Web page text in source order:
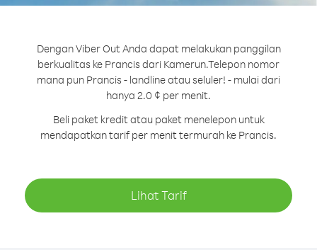
Dengan Viber Out Anda dapat melakukan panggilan
berkualitas ke Prancis dari Kamerun.Telepon nomor
mana pun Prancis - landline atau seluler! - mulai dari
hanya 2.0 ¢ per menit.
Beli paket kredit atau paket menelepon untuk
mendapatkan tarif per menit termurah ke Prancis.
Lihat Tarif